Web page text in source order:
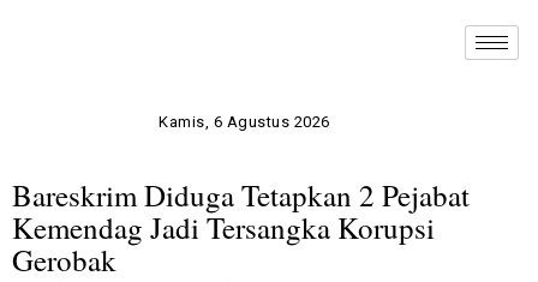
Kamis, 6 Agustus 2026
Bareskrim Diduga Tetapkan 2 Pejabat
Kemendag Jadi Tersangka Korupsi
Gerobak